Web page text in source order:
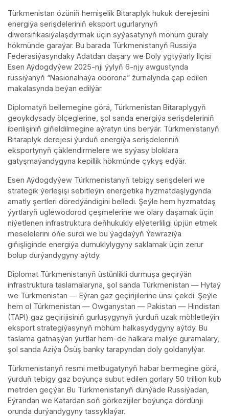
Türkmenistan özüniň hemişelik Bitaraplyk hukuk derejesini
energiýa serişdeleriniň eksport ugurlarynyň
diwersifikasiýalaşdyrmak üçin syýasatynyň möhüm guraly
hökmünde garaýar. Bu barada Türkmenistanyň Russiýa
Federasiýasyndaky Adatdan daşary we Doly ygtyýarly Ilçisi
Esen Aýdogdyýew 2025-nji ýylyň 6-njy awgustynda
russiýanyň “Nasionalnaýa oborona” žurnalynda çap edilen
makalasynda beýan edilýär.
Diplomatyň bellemegine görä, Türkmenistan Bitaraplygyň
geoykdysady ölçeglerine, şol sanda energiýa serişdeleriniň
iberilişiniň giňeldilmegine aýratyn üns berýär. Türkmenistanyň
Bitaraplyk derejesi ýurduň energiýa serişdeleriniň
eksportynyň çäklendirmelere we syýasy bloklara
gatyşmaýandygyna kepillik hökmünde çykyş edýär.
Esen Aýdogdyýew Türkmenistanyň tebigy serişdeleri we
strategik ýerleşişi sebitleýin energetika hyzmatdaşlygynda
amatly şertleri döredýändigini belledi. Şeýle hem hyzmatdaş
ýyrtlaryň uglewodorod çeşmelerine we olary daşamak üçin
niýetlenen infrastruktura deňhukukly elýeterliligi üpjün etmek
meselelerini öňe sürdi we bu ýagdaýyň Ýewraziýa
giňişliginde energiýa durnuklylygyny saklamak üçin zerur
bolup durýandygyny aýtdy.
Diplomat Türkmenistanyň üstünlikli durmuşa geçirýän
infrastruktura taslamalaryna, şol sanda Türkmenistan — Hytaý
we Türkmenistan — Eýran gaz geçirijilerine ünsi çekdi. Şeýle
hem ol Türkmenistan — Owganystan — Pakistan — Hindistan
(TAPI) gaz geçirijisiniň gurluşygynyň ýurduň uzak möhletleýin
eksport strategiýasynyň möhüm halkasydygyny aýtdy. Bu
taslama gatnaşýan ýurtlar hem-de halkara maliýe guramalary,
şol sanda Aziýa Ösüş banky tarapyndan doly goldanylýar.
Türkmenistanyň resmi metbugatynyň habar bermegine görä,
ýurduň tebigy gaz boýunça subut edilen gorlary 50 trillion kub
metrden geçýär. Bu Türkmenistanyň dünýäde Russiýadan,
Eýrandan we Katardan soň görkezijiler boýunça dördünji
orunda durýandygyny tassyklaýar.